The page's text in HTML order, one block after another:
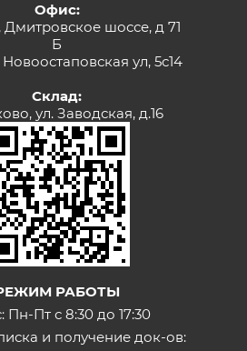
Офис:
Дмитровское шоссе, д 71
Б
ул, 5с14
Склад:
ул. Заводская, д.16
РАБОТЫ
Пн-Пт с 8:30 до 17:30
и получение док-ов: